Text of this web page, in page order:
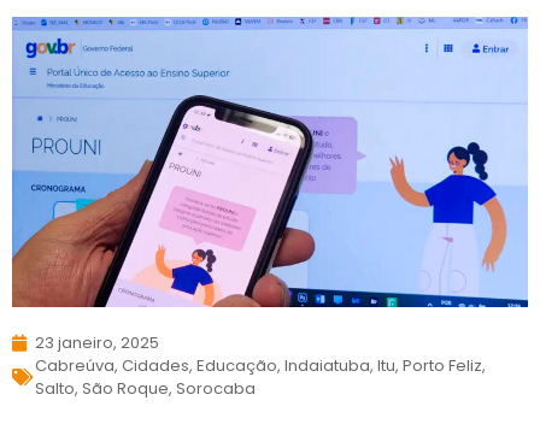
23 janeiro, 2025
Cabreúva, Cidades, Educação, Indaiatuba, Itu, Porto Feliz,
Salto, São Roque, Sorocaba